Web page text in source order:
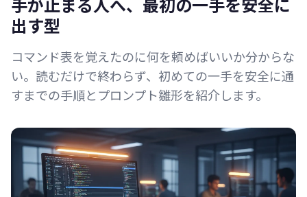
手が止まる人へ、最初の一手を安全に
出す型
コマンド表を覚えたのに何を頼めばいいか分からな
い。読むだけで終わらず、初めての一手を安全に通
すまでの手順とプロンプト雛形を紹介します。